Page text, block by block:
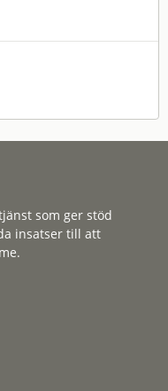
som ger stöd
insatser till att